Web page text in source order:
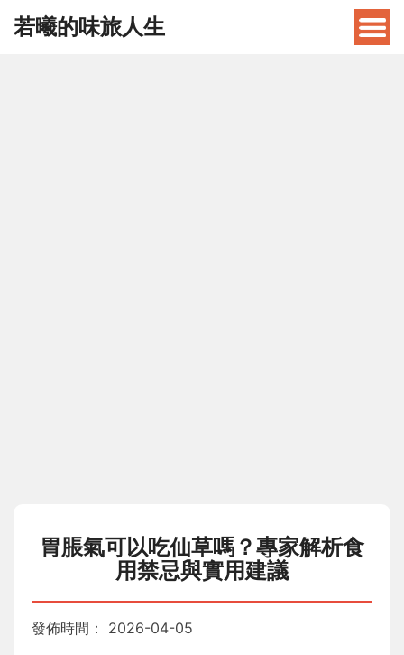
若曦的味旅人生
胃脹氣可以吃仙草嗎？專家解析食
用禁忌與實用建議
發佈時間： 2026-04-05